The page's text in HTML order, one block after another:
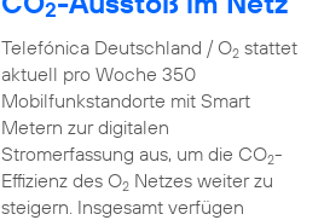
2
Telefónica Deutschland / O2stattet
aktuell pro Woche 350
Mobilfunkstandorte mit Smart
Metern zur digitalen
Stromerfassung aus, um die CO2-
Effizienz des O2Netzes weiter zu
steigern. Insgesamt verfügen